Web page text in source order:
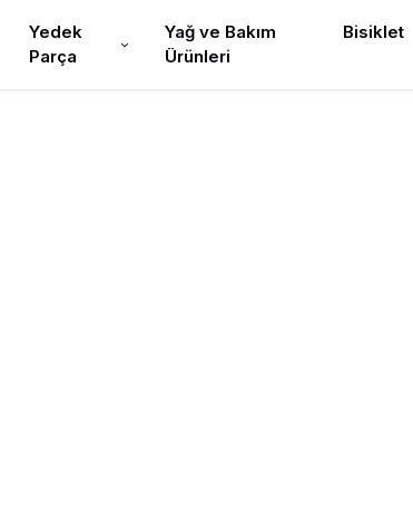
Yedek
Parça
Yağ ve Bakım
Ürünleri
Bisiklet